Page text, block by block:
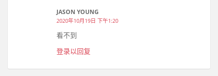
JASON YOUNG
2020年10月19日 下午1:20
看不到
登录以回复